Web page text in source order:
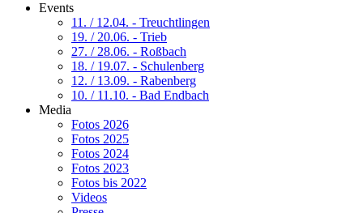
Events
11. / 12.04. - Treuchtlingen
19. / 20.06. - Trieb
27. / 28.06. - Roßbach
18. / 19.07. - Schulenberg
12. / 13.09. - Rabenberg
10. / 11.10. - Bad Endbach
Media
Fotos 2026
Fotos 2025
Fotos 2024
Fotos 2023
Fotos bis 2022
Videos